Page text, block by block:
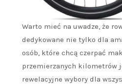
Warto mieć na uwadze, że
dedykowane nie tylko dla
osób, które chcą czerpać
przemierzanych kilometrów
rewelacyjne wybory dla